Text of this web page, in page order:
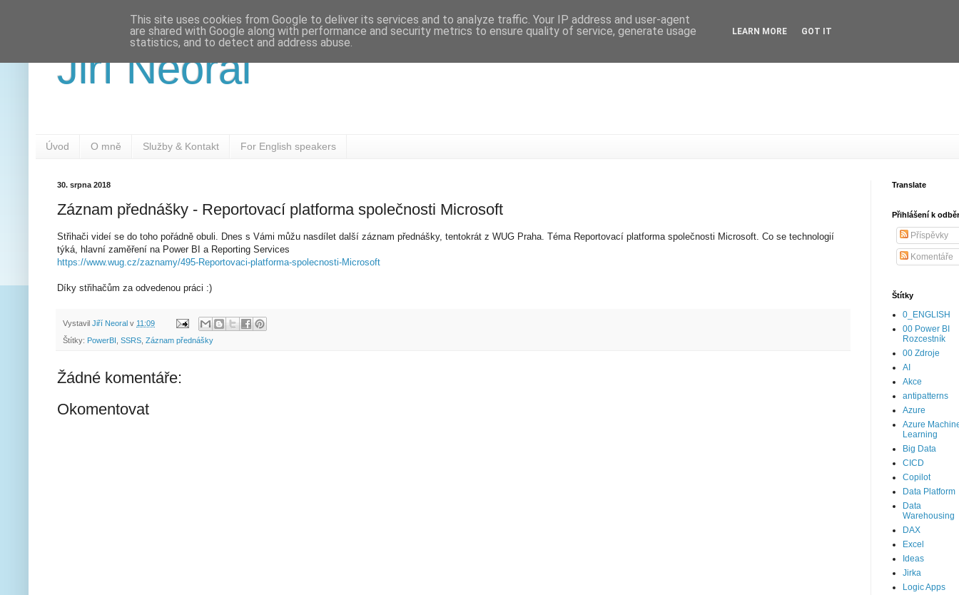
Jiří Neoral
Úvod O mně Služby & Kontakt For English speakers
30. srpna 2018
Záznam přednášky - Reportovací platforma společnosti Microsoft
Střihači videí se do toho pořádně obuli. Dnes s Vámi můžu nasdílet další záznam přednášky, tentokrát z WUG Praha. Téma Reportovací platforma společnosti Microsoft. Co se technologií
týká, hlavní zaměření na Power BI a Reporting Services
https://www.wug.cz/zaznamy/495-Reportovaci-platforma-spolecnosti-Microsoft
Díky střihačům za odvedenou práci :)
Vystavil Jiří Neoral v 11:09
Štítky: PowerBI SSRS Záznam přednášky
Žádné komentáře:
Okomentovat
Translate
Přihlášení k
Příspěvky
Komentáře
Štítky
0_ENGLISH
00 Power BI
Rozcestník
00 Zdroje
AI
Akce
antipatterns
Azure
Azure
Learning
Big Data
CICD
Copilot
Data Platform
Data
Warehousing
DAX
Excel
Ideas
Jirka
Logic Apps
This site uses cookies from Google to deliver its services and to analyze traffic. Your IP address and user-agent
are shared with Google along with performance and security metrics to ensure quality of service, generate usage
statistics, and to detect and address abuse.
LEARN MORE GOT IT